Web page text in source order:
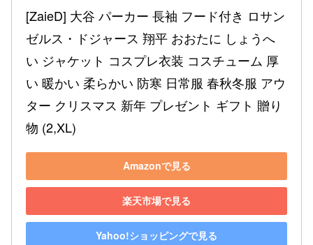
[ZaieD] 大谷 パーカー 長袖 フード付き ロサン
ゼルス・ドジャース 翔平 おおたに しょうへ
い ジャケット コスプレ衣装 コスチューム 厚
い 暖かい 柔らかい 防寒 日常服 春秋冬服 アウ
ター クリスマス 新年 プレゼント ギフト 贈り
物 (2,XL)
Amazonで見る
楽天市場で見る
Yahoo!ショッピングで見る